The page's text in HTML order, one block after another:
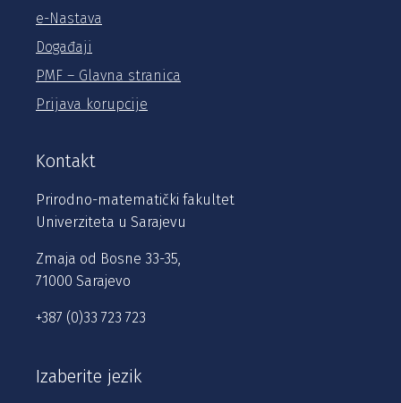
e-Nastava
Događaji
PMF – Glavna stranica
Prijava korupcije
Kontakt
Prirodno-matematički fakultet
Univerziteta u Sarajevu
Zmaja od Bosne 33-35,
71000 Sarajevo
+387 (0)33 723 723
Izaberite jezik